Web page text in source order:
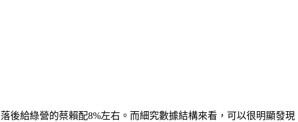
給綠營的蔡賴配8%左右。而細究數據結構來看，可以很明顯發